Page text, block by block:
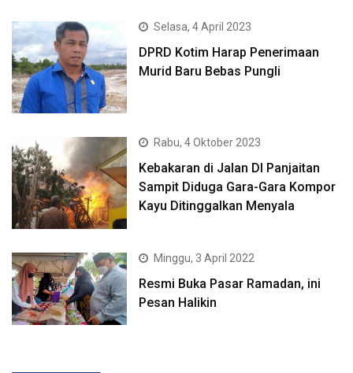
Selasa, 4 April 2023
DPRD Kotim Harap Penerimaan
Murid Baru Bebas Pungli
Rabu, 4 Oktober 2023
Kebakaran di Jalan DI Panjaitan
Sampit Diduga Gara-Gara Kompor
Kayu Ditinggalkan Menyala
Minggu, 3 April 2022
Resmi Buka Pasar Ramadan, ini
Pesan Halikin